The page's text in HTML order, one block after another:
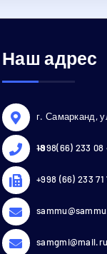
Наш адрес
г. Самарканд,
18
+998(66) 233 08
+998 (66) 233 71
samgmi@mail.ru